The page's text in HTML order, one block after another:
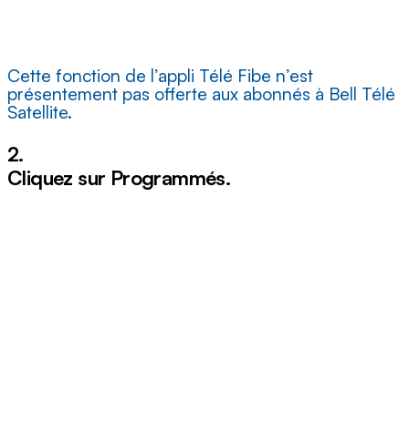
Cette fonction de l’appli Télé Fibe n’est
présentement pas offerte aux abonnés à Bell Télé
Satellite.
2.
Cliquez sur Programmés.